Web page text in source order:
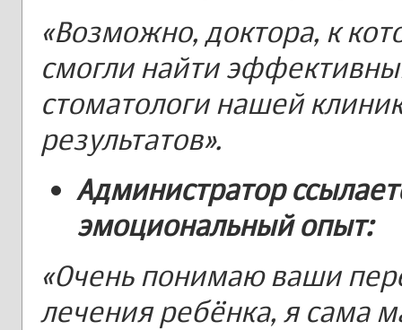
«Возможно, доктора, к
смогли найти
стоматологи нашей
результатов».
Администратор
эмоциональный опыт:
«Очень понимаю ваши
лечения ребёнка, я сама